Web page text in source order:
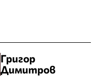
Григор
Димитров